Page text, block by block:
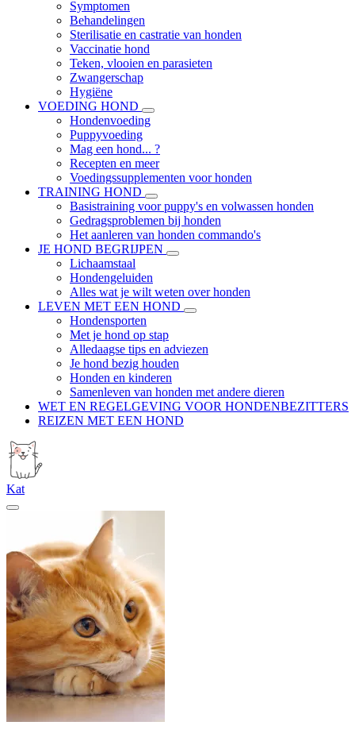
Symptomen
Behandelingen
Sterilisatie en castratie van honden
Vaccinatie hond
Teken, vlooien en parasieten
Zwangerschap
Hygiëne
VOEDING HOND
Hondenvoeding
Puppyvoeding
Mag een hond... ?
Recepten en meer
Voedingssupplementen voor honden
TRAINING HOND
Basistraining voor puppy's en volwassen honden
Gedragsproblemen bij honden
Het aanleren van honden commando's
JE HOND BEGRIJPEN
Lichaamstaal
Hondengeluiden
Alles wat je wilt weten over honden
LEVEN MET EEN HOND
Hondensporten
Met je hond op stap
Alledaagse tips en adviezen
Je hond bezig houden
Honden en kinderen
Samenleven van honden met andere dieren
WET EN REGELGEVING VOOR HONDENBEZITTERS
REIZEN MET EEN HOND
Kat